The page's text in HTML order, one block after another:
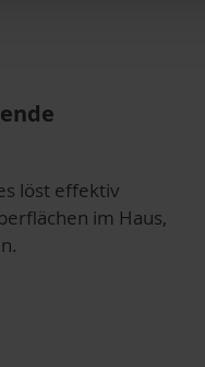
löst effektiv
im Haus,